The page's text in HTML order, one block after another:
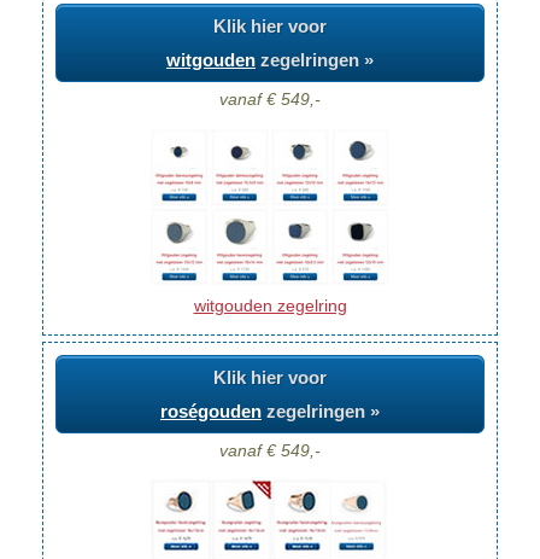
Klik hier voor
witgouden zegelringen »
vanaf € 549,-
witgouden zegelring
Klik hier voor
roségouden zegelringen »
vanaf € 549,-